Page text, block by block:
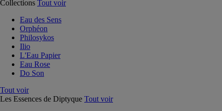
Collections Tout voir
Eau des Sens
Orphéon
Philosykos
Ilio
L'Eau Papier
Eau Rose
Do Son
Tout voir
Les Essences de Diptyque Tout voir